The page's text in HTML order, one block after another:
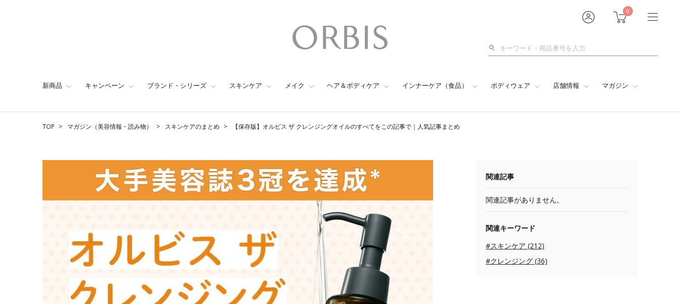
0
検
新商品 キャンペーン ブランド・シリーズ スキンケア メイク ヘア＆ボディケア インナーケア（食品） ボディウェア 店舗情報 マガジン
TOP マガジン（美容情報・読み物） スキンケアのまとめ 【保存版】オルビス ザ クレンジングオイルのすべてをこの記事で｜人気記事まとめ
関連記事
関連記事がありません。
関連キーワード
#スキンケア (212)
#クレンジング (36)